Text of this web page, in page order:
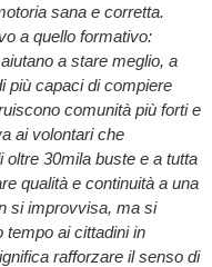
sana e corretta.
a quello formativo:
a stare meglio, a
più capaci di compiere
comunità più forti e
ai volontari che
oltre 30mila buste e a tutta
qualità e continuità a una
si improvvisa, ma si
tempo ai cittadini in
rafforzare il senso di